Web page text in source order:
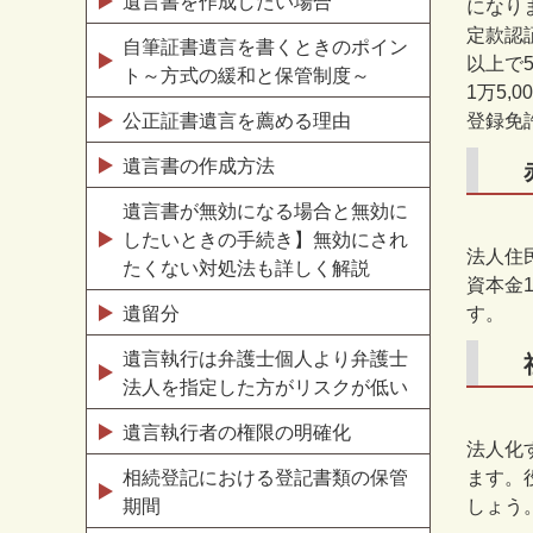
になり
定款認
以上で
1万
登録免
法人住
資本金
す。
法人化
ます。
しょう
自筆証書遺言を書くときのポイン
ト～方式の緩和と保管制度～
公正証書遺言を薦める理由
遺言書の作成方法
遺言書が無効になる場合と無効に
したいときの手続き】無効にされ
たくない対処法も詳しく解説
遺留分
遺言執行は弁護士個人より弁護士
法人を指定した方がリスクが低い
遺言執行者の権限の明確化
相続登記における登記書類の保管
期間